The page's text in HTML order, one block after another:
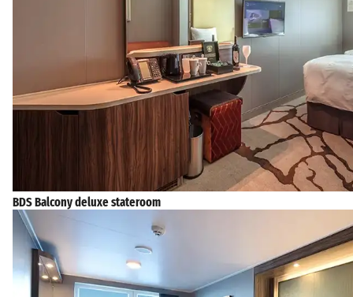
BDS Balcony deluxe stateroom